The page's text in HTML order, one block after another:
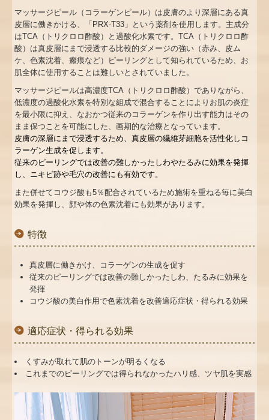
マッサージピール（コラーゲンピール）は皮膚のより深層にある真
皮層に働きかける、「 PRX-T33 」という薬剤を使用します。主成分
はTCA （トリクロロ酢酸）と過酸化水素です。TCA （トリクロロ酢
酸）は真皮層にまで浸透する比較的ダメージの強い（赤み、皮ム
ケ、色素沈着、瘢痕など）ピーリングとして知られているため、お
肌全体に使用することは難しいとされていました。
マッサージピールは高濃度TCA （トリクロロ酢酸）でありながら、
低濃度の過酸化水素を特別な組成で混合することによりお肌の炎症
を最小限に抑え、なおかつ従来のコラーゲンを作り出す能力はその
まま保つことを可能にした、画期的な治療となっています。
皮膚の深層にまで浸透するため、真皮層の繊維芽細胞を活性化しコ
ラーゲン生成を促します。
従来のピーリングでは改善の難しかったしわやたるみに効果を発揮
し、ニキビ跡や毛穴の改善にも有効です。
また併せてコウジ酸も5％配合されているため施術を重ねる毎に美白
効果を発揮し、顔や体の色素沈着にも効果があります。
特徴
真皮層に働きかけ、コラーゲンの生成を促す
従来のピーリングでは改善の難しかったしわ、たるみに効果を
発揮
コウジ酸の美白作用で色素沈着を改善適応症状・得られる効果
適応症状・得られる効果
くすみが取れて肌のトーンが明るくなる
これまでのピーリングでは得られなかったハリ感、ツヤ肌を実感